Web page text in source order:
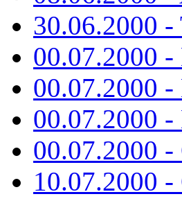
30.06.2000 -
00.07.2000
00.07.2000 -
00.07.2000
00.07.2000
10.07.2000